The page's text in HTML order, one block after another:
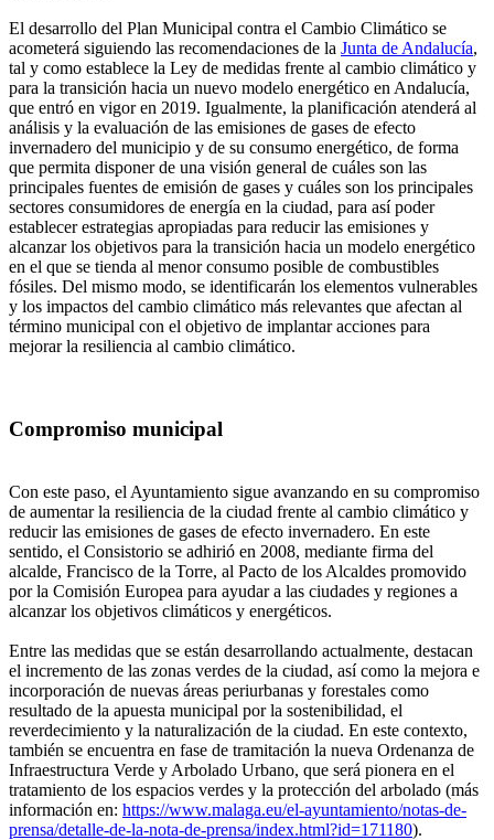
El desarrollo del Plan Municipal contra el Cambio Climático se
acometerá siguiendo las recomendaciones de la Junta de Andalucía,
tal y como establece la Ley de medidas frente al cambio climático y
para la transición hacia un nuevo modelo energético en Andalucía,
que entró en vigor en 2019. Igualmente, la planificación atenderá al
análisis y la evaluación de las emisiones de gases de efecto
invernadero del municipio y de su consumo energético, de forma
que permita disponer de una visión general de cuáles son las
principales fuentes de emisión de gases y cuáles son los principales
sectores consumidores de energía en la ciudad, para así poder
establecer estrategias apropiadas para reducir las emisiones y
alcanzar los objetivos para la transición hacia un modelo energético
en el que se tienda al menor consumo posible de combustibles
fósiles. Del mismo modo, se identificarán los elementos vulnerables
y los impactos del cambio climático más relevantes que afectan al
término municipal con el objetivo de implantar acciones para
mejorar la resiliencia al cambio climático.
Compromiso municipal
Con este paso, el Ayuntamiento sigue avanzando en su compromiso
de aumentar la resiliencia de la ciudad frente al cambio climático y
reducir las emisiones de gases de efecto invernadero. En este
sentido, el Consistorio se adhirió en 2008, mediante firma del
alcalde, Francisco de la Torre, al Pacto de los Alcaldes promovido
por la Comisión Europea para ayudar a las ciudades y regiones a
alcanzar los objetivos climáticos y energéticos.
Entre las medidas que se están desarrollando actualmente, destacan
el incremento de las zonas verdes de la ciudad, así como la mejora e
incorporación de nuevas áreas periurbanas y forestales como
resultado de la apuesta municipal por la sostenibilidad, el
reverdecimiento y la naturalización de la ciudad. En este contexto,
también se encuentra en fase de tramitación la nueva Ordenanza de
Infraestructura Verde y Arbolado Urbano, que será pionera en el
tratamiento de los espacios verdes y la protección del arbolado (más
información en: https://www.malaga.eu/el-ayuntamiento/notas-de-
prensa/detalle-de-la-nota-de-prensa/index.html?id=171180).